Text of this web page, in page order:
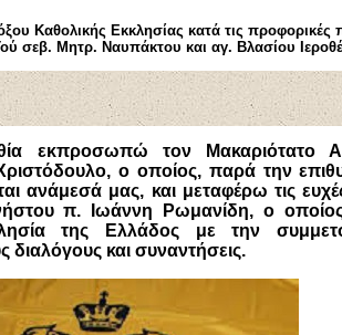
Καθολικής Εκκλησίας κατά τις προφορικές
σεβ. Μητρ. Ναυπάκτου και αγ. Βλασίου
εκπροσωπώ τον Μακαριότατο
ο οποίος, παρά την
ανάμεσά μας, και μεταφέρω τις
π. Ιωάννη Ρωμανίδη, ο
της Ελλάδος με την
διαλόγους και συναντήσεις.